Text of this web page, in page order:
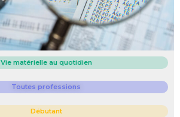
Vie matérielle au quotidien
Toutes professions
Débutant